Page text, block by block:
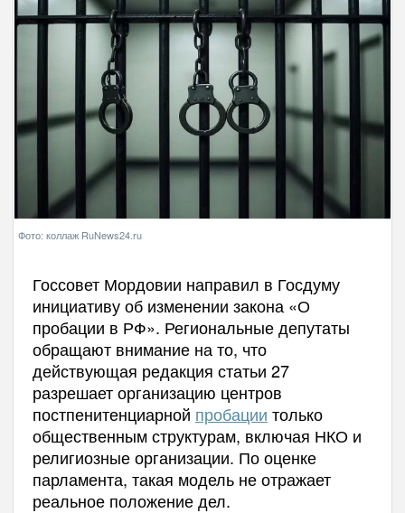
Фото: коллаж RuNews24.ru
Госсовет Мордовии направил в Госдуму
инициативу об изменении закона «О
пробации в РФ». Региональные депутаты
обращают внимание на то, что
действующая редакция статьи 27
разрешает организацию центров
постпенитенциарной пробации только
общественным структурам, включая НКО и
религиозные организации. По оценке
парламента, такая модель не отражает
реальное положение дел.